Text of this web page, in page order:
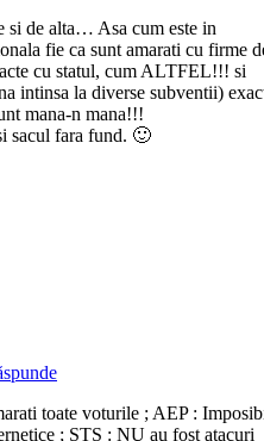
si de alta… Asa cum este in
fie ca sunt amarati cu firme
cu statul, cum ALTFEL!!! si
intinsa la diverse subventii)
mana-n mana!!!
fara fund. 🙂
toate voturile ; AEP :
; STS : NU au fost atacuri